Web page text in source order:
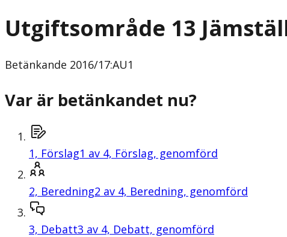
Utgiftsområde 13
Betänkande 2016/17:AU1
Var är betänkandet nu?
1, Förslag1 av 4, Förslag, genomförd
2, Beredning2 av 4, Beredning, genomförd
3, Debatt3 av 4, Debatt, genomförd